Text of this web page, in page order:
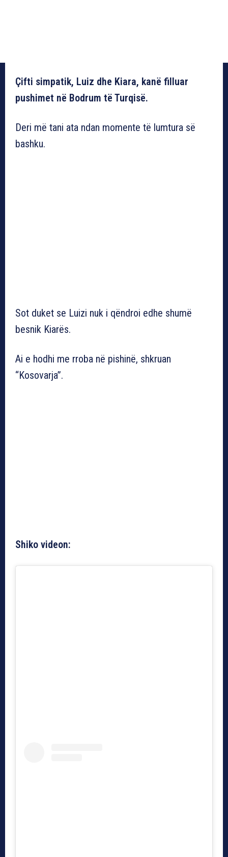
Çifti simpatik, Luiz dhe Kiara, kanë filluar
pushimet në Bodrum të Turqisë.
Deri më tani ata ndan momente të lumtura së
bashku.
Sot duket se Luizi nuk i qëndroi edhe shumë
besnik Kiarës.
Ai e hodhi me rroba në pishinë, shkruan
“Kosovarja”.
Shiko videon: